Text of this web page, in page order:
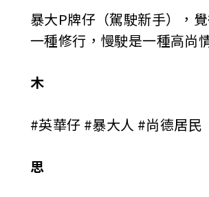
暴大P牌仔（駕駛新手），
一種修行，慢駛是一種高尚
木
#英華仔 #暴大人 #尚德居民
思